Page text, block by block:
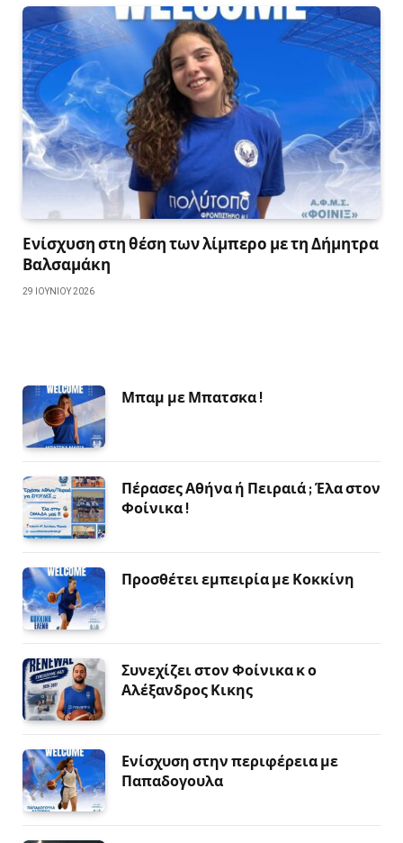
Ενίσχυση στη θέση των λίμπερο με τη Δήμητρα
Βαλσαμάκη
29 ΙΟΥΝΊΟΥ 2026
Μπαμ με Μπατσκα !
Πέρασες Αθήνα ή Πειραιά ; Έλα στον
Φοίνικα !
Προσθέτει εμπειρία με Κοκκίνη
Συνεχίζει στον Φοίνικα κ ο
Αλέξανδρος Κικης
Ενίσχυση στην περιφέρεια με
Παπαδογουλα